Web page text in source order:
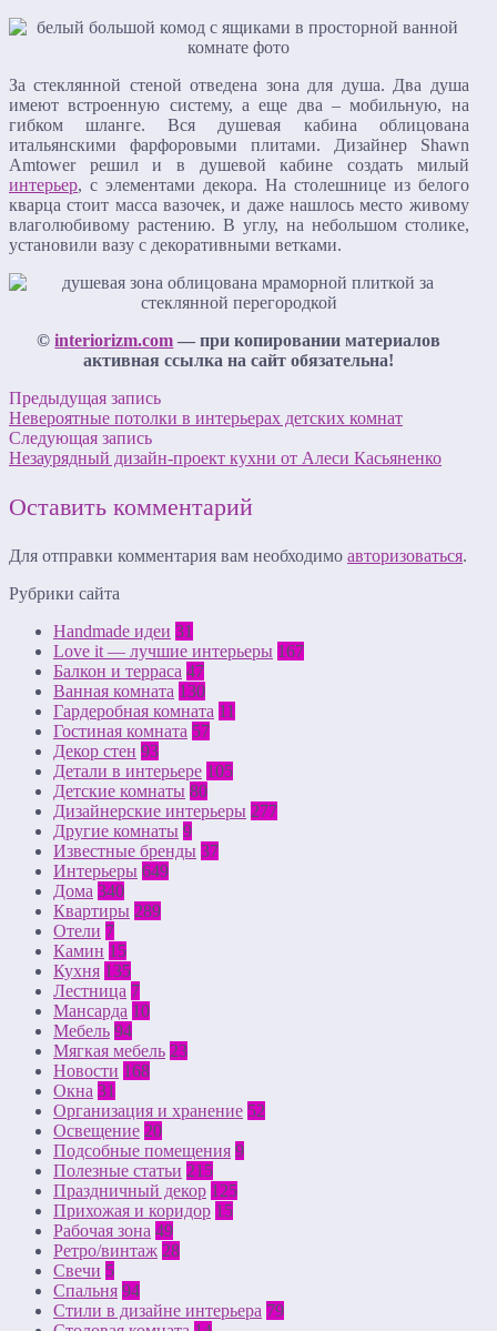
За стеклянной стеной отведена зона для душа. Два душа
имеют встроенную систему, а еще два – мобильную, на
гибком шланге. Вся душевая кабина облицована
итальянскими фарфоровыми плитами. Дизайнер Shawn
Amtower решил и в душевой кабине создать милый
интерьер, с элементами декора. На столешнице из белого
кварца стоит масса вазочек, и даже нашлось место живому
влаголюбивому растению. В углу, на небольшом столике,
установили вазу с декоративными ветками.
©interiorizm.com — при копировании материалов
активная ссылка на сайт обязательна!
Предыдущая запись
Невероятные потолки в интерьерах детских комнат
Следующая запись
Незаурядный дизайн-проект кухни от Алеси Касьяненко
Оставить комментарий
Для отправки комментария вам необходимо авторизоваться.
Рубрики сайта
Handmade идеи 31
Love it — лучшие интерьеры 167
Балкон и терраса 47
Ванная комната 130
Гардеробная комната 11
Гостиная комната 57
Декор стен 93
Детали в интерьере 105
Детские комнаты 80
Дизайнерские интерьеры 277
Другие комнаты 9
Известные бренды 37
Интерьеры 649
Дома 340
Квартиры 289
Отели 7
Камин 15
Кухня 135
Лестница 7
Мансарда 10
Мебель 94
Мягкая мебель 23
Новости 168
Окна 31
Организация и хранение 52
Освещение 20
Подсобные помещения 9
Полезные статьи 215
Праздничный декор 125
Прихожая и коридор 15
Рабочая зона 49
Ретро/винтаж 28
Свечи 5
Спальня 94
Стили в дизайне интерьера 79